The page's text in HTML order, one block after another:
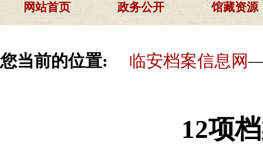
网站首页 政务公开 馆藏资源
您当前的位置: 临安档案信息网
12项